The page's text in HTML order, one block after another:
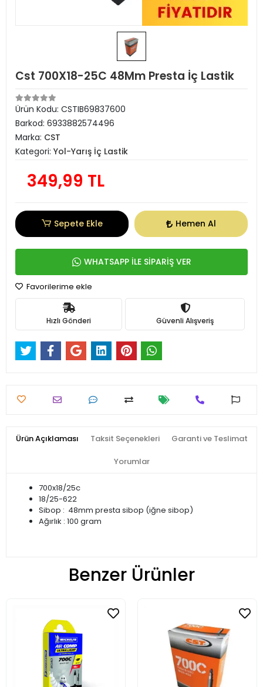
Cst 700X18-25C 48Mm Presta İç Lastik
Ürün Kodu: CSTIB69837600
Barkod: 6933882574496
Marka: CST
Kategori: Yol-Yarış İç Lastik
349,99 TL
Sepete Ekle Hemen Al
WHATSAPP İLE SİPARİŞ VER
Favorilerime ekle
Hızlı Gönderi Güvenli Alışveriş
Ürün Açıklaması Taksit Seçenekleri Garanti ve Teslimat
Yorumlar
700x18/25c
18/25-622
Sibop : 48mm presta sibop (iğne sibop)
Ağırlık : 100 gram
Benzer Ürünler